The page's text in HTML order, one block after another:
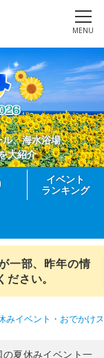
MENU
、海水浴場、
大紹介
イベント
ランキング
一部、昨年の情
さい。
みイベント・おでかけ
夏休みイベント一